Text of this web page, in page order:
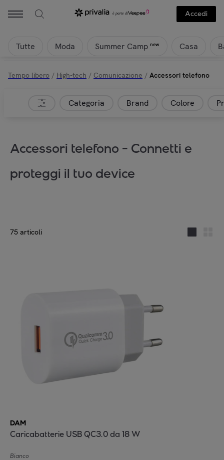
Accedi
Tutte Moda Summer Camp new Casa
Tempo libero / High-tech / Comunicazione / Accessori telefono
Categoria Brand Colore
Accessori telefono - Connetti e
proteggi il tuo device
75 articoli
DAM
Caricabatterie USB QC3.0 da 18 W
Bianco